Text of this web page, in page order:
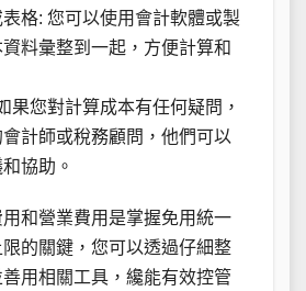
格: 您可以使用會計軟體或製
料彙整到一起，方便計算和
果您對計算成本有任何疑問，
計師或稅務顧問，他們可以
協助。
和營業費用是掌握免用統一
的關鍵，您可以透過仔細整
用相關工具，纔能有效控管